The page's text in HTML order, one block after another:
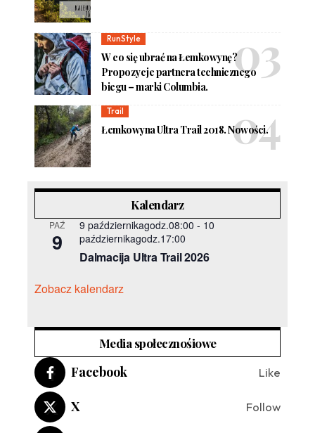
RunStyle
W co się ubrać na Łemkowynę?
Propozycje partnera technicznego
biegu – marki Columbia.
Trail
Łemkowyna Ultra Trail 2018. Nowości.
Kalendarz
PAŹ
9
9 październikagodz.08:00 - 10
październikagodz.17:00
Dalmacija Ultra Trail 2026
Zobacz kalendarz
Media społecznośiowe
Facebook Like
X Follow